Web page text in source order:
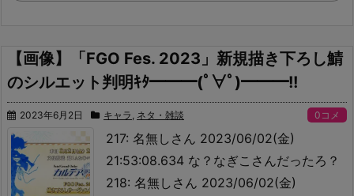
【画像】「FGO Fes. 2023」新規描き下ろし鯖
のシルエット判明ｷﾀ━━━(ﾟ∀ﾟ)━━━!!
2023年6月2日 キャラ , ネタ・雑談 0コメ
217: 名無しさん 2023/06/02(金)
21:53:08.634 な？なぎこさんだったろ？
218: 名無しさん 2023/06/02(金)